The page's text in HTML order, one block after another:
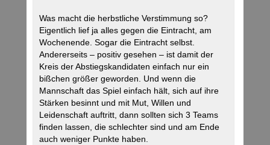
Was macht die herbstliche Verstimmung so?
Eigentlich lief ja alles gegen die Eintracht, am
Wochenende. Sogar die Eintracht selbst.
Andererseits – positiv gesehen – ist damit der
Kreis der Abstiegskandidaten einfach nur ein
bißchen größer geworden. Und wenn die
Mannschaft das Spiel einfach hält, sich auf ihre
Stärken besinnt und mit Mut, Willen und
Leidenschaft auftritt, dann sollten sich 3 Teams
finden lassen, die schlechter sind und am Ende
auch weniger Punkte haben.